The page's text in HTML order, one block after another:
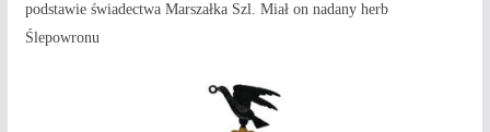
podstawie świadectwa Marszałka Szl. Miał on nadany herb
Ślepowronu